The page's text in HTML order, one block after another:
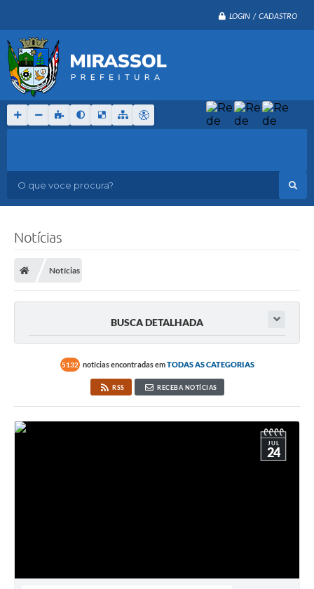
LOGIN / CADASTRO
O que voce procura?
Notícias
Notícias
BUSCA DETALHADA
5132 notícias encontradas emTODAS AS CATEGORIAS
RSS RECEBA NOTÍCIAS
JUL
24